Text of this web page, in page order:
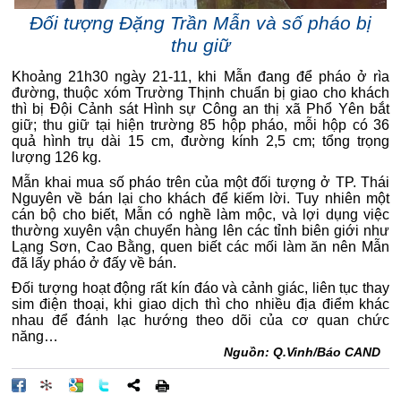
Đối tượng Đặng Trần Mẫn và số pháo bị
thu giữ
Khoảng 21h30 ngày 21-11, khi Mẫn đang để pháo ở rìa
đường, thuộc xóm Trường Thịnh chuẩn bị giao cho khách
thì bị Đội Cảnh sát Hình sự Công an thị xã Phổ Yên bắt
giữ; thu giữ tại hiện trường 85 hộp pháo, mỗi hộp có 36
quả hình trụ dài 15 cm, đường kính 2,5 cm; tổng trọng
lượng 126 kg.
Mẫn khai mua số pháo trên của một đối tượng ở TP. Thái
Nguyên về bán lại cho khách để kiếm lời. Tuy nhiên một
cán bộ cho biết, Mẫn có nghề làm mộc, và lợi dụng việc
thường xuyên vận chuyển hàng lên các tỉnh biên giới như
Lạng Sơn, Cao Bằng, quen biết các mối làm ăn nên Mẫn
đã lấy pháo ở đấy về bán.
Đối tượng hoạt động rất kín đáo và cảnh giác, liên tục thay
sim điện thoại, khi giao dịch thì cho nhiều địa điểm khác
nhau để đánh lạc hướng theo dõi của cơ quan chức
năng…
Nguồn: Q.Vinh/Báo CAND